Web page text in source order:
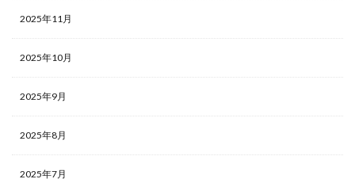
2025年11月
2025年10月
2025年9月
2025年8月
2025年7月